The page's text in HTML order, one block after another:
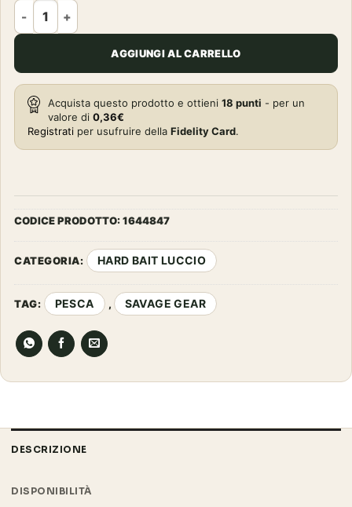
SAVAGE GEAR - 4PLAY 19cm 52g | Suspending | Golden
AGGIUNGI AL CARRELLO
Acquista questo prodotto e ottieni 18 punti - per un
valore di 0,36€
Registrati per usufruire della Fidelity Card.
CODICE PRODOTTO:1644847
CATEGORIA: HARD BAIT LUCCIO
TAG: PESCA , SAVAGE GEAR
DESCRIZIONE
DISPONIBILITÀ